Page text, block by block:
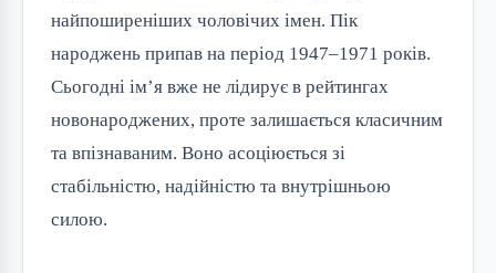
найпоширеніших чоловічих імен. Пік
народжень припав на період 1947–1971 років.
Сьогодні ім’я вже не лідирує в рейтингах
новонароджених, проте залишається класичним
та впізнаваним. Воно асоціюється зі
стабільністю, надійністю та внутрішньою
силою.